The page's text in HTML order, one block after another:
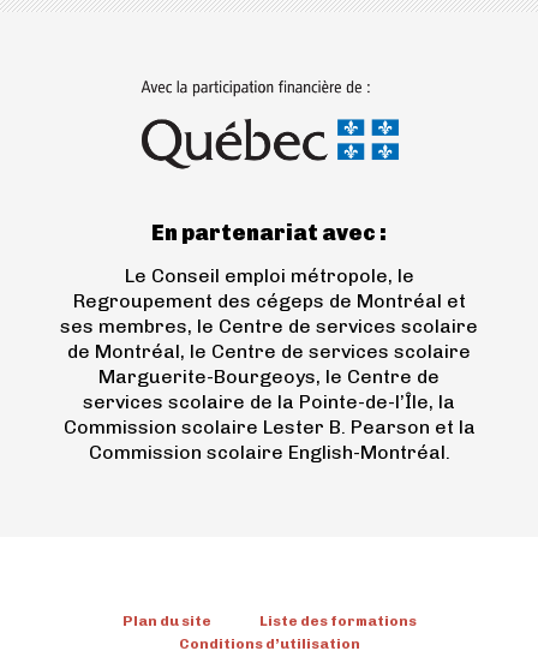
En partenariat avec :
Le Conseil emploi métropole, le
Regroupement des cégeps de Montréal et
ses membres, le Centre de services scolaire
de Montréal, le Centre de services scolaire
Marguerite-Bourgeoys, le Centre de
services scolaire de la Pointe-de-l’Île, la
Commission scolaire Lester B. Pearson et la
Commission scolaire English-Montréal.
Plan du site
Liste des formations
Conditions d’utilisation